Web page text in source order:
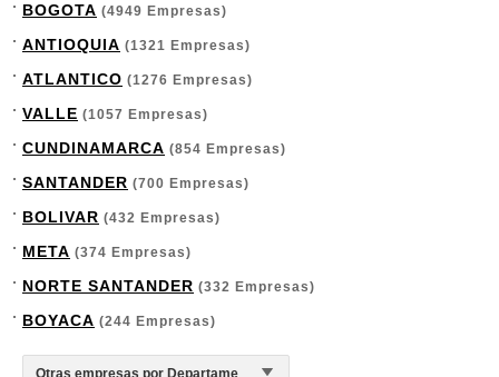
BOGOTA (4949 Empresas)
ANTIOQUIA (1321 Empresas)
ATLANTICO (1276 Empresas)
VALLE (1057 Empresas)
CUNDINAMARCA (854 Empresas)
SANTANDER (700 Empresas)
BOLIVAR (432 Empresas)
META (374 Empresas)
NORTE SANTANDER (332 Empresas)
BOYACA (244 Empresas)